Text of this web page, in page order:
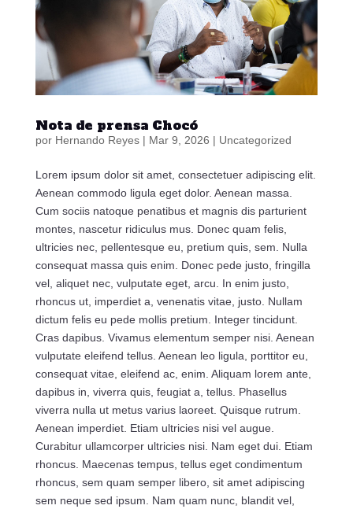
Nota de prensa Chocó
por Hernando Reyes| Mar 9, 2026 | Uncategorized
Lorem ipsum dolor sit amet, consectetuer adipiscing elit.
Aenean commodo ligula eget dolor. Aenean massa.
Cum sociis natoque penatibus et magnis dis parturient
montes, nascetur ridiculus mus. Donec quam felis,
ultricies nec, pellentesque eu, pretium quis, sem. Nulla
consequat massa quis enim. Donec pede justo, fringilla
vel, aliquet nec, vulputate eget, arcu. In enim justo,
rhoncus ut, imperdiet a, venenatis vitae, justo. Nullam
dictum felis eu pede mollis pretium. Integer tincidunt.
Cras dapibus. Vivamus elementum semper nisi. Aenean
vulputate eleifend tellus. Aenean leo ligula, porttitor eu,
consequat vitae, eleifend ac, enim. Aliquam lorem ante,
dapibus in, viverra quis, feugiat a, tellus. Phasellus
viverra nulla ut metus varius laoreet. Quisque rutrum.
Aenean imperdiet. Etiam ultricies nisi vel augue.
Curabitur ullamcorper ultricies nisi. Nam eget dui. Etiam
rhoncus. Maecenas tempus, tellus eget condimentum
rhoncus, sem quam semper libero, sit amet adipiscing
sem neque sed ipsum. Nam quam nunc, blandit vel,